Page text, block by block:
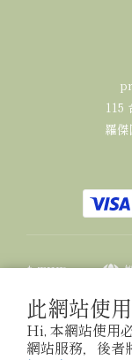
此網站使
Hi, 本網站使用
網站服務，後者
115
羅
$ TWD